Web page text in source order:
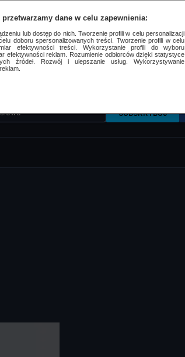
SUBSKRYBUJ
dane w celu zapewnienia:
lub dostęp do nich. Tworzenie profili w celu personalizacji
doboru spersonalizowanych treści. Tworzenie profili w celu
efektywności treści. Wykorzystanie profili do wyboru
efektywności reklam. Rozumienie odbiorców dzięki statystyce
źródeł. Rozwój i ulepszanie usług. Wykorzystywanie